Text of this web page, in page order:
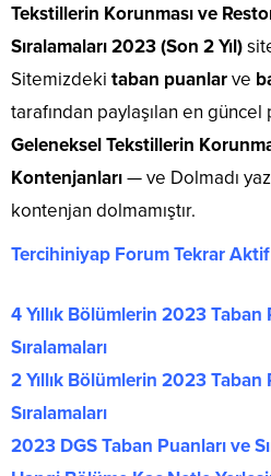
Tekstillerin Korunması ve
Sıralamaları 2023 (Son 2 Yıl)
Sitemizdeki taban puanlarve
tarafından paylaşılan en güncel
Geleneksel Tekstillerin
Kontenjanları— ve Dolmadı
kontenjan dolmamıştır.
Tercihiniyap Forum Tekrar Aktif
4 Yıllık Bölümlerin 2023 Taban
Sıralamaları
2 Yıllık Bölümlerin 2023 Taban
Sıralamaları
2023 DGS Taban Puanları ve